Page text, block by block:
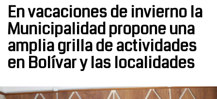
En vacaciones de invierno la
Municipalidad propone una
amplia grilla de actividades
en Bolívar y las localidades